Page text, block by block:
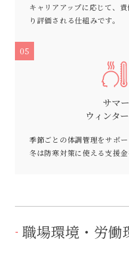
キャリアアップに応じて、
り評価される仕組みです。
05
サマ
ウィンタ
季節ごとの体調管理をサポ
冬は防寒対策に使える支援金
職場環境・労働